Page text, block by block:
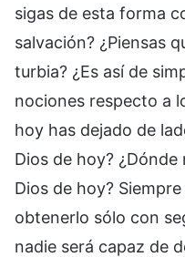
sigas de esta forma
salvación? ¿Piensas
turbia? ¿Es así de
nociones respecto a
hoy has dejado de
Dios de hoy?
Dios de hoy?
obtenerlo sólo con
nadie será capaz de